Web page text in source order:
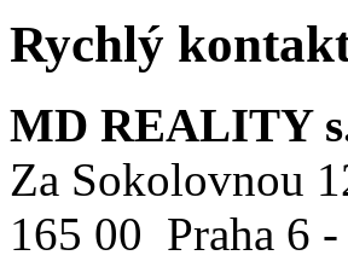
Rychlý
MD REALITY
Za Sokolovnou
165 00 Praha 6